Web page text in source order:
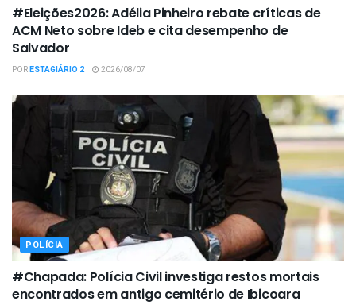
#Eleições2026: Adélia Pinheiro rebate críticas de
ACM Neto sobre Ideb e cita desempenho de
Salvador
PORESTAGIÁRIO 2 2026/08/07
POLÍCIA
#Chapada: Polícia Civil investiga restos mortais
encontrados em antigo cemitério de Ibicoara